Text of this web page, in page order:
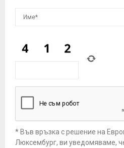
* Във връзка с решение на
Люксембург, ви уведомяваме,